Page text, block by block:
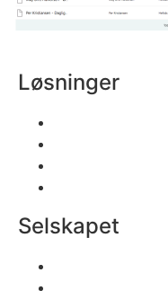
Løsninger
Selskapet